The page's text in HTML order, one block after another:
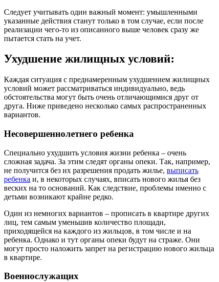
Следует учитывать один важный момент: умышленными
указанные действия станут только в том случае, если после
реализации чего-то из описанного выше человек сразу же
пытается стать на учет.
Ухудшение жилищных условий:
Каждая ситуация с преднамеренным ухудшением жилищных
условий может рассматриваться индивидуально, ведь
обстоятельства могут быть очень отличающимися друг от
друга. Ниже приведено несколько самых распространенных
вариантов.
Несовершеннолетнего ребенка
Специально ухудшить условия жизни ребенка – очень
сложная задача. За этим следят органы опеки. Так, например,
не получится без их разрешения продать жилье, выписать
ребенка и, в некоторых случаях, вписать нового жилья без
веских на то оснований. Как следствие, проблемы именно с
детьми возникают крайне редко.
Один из немногих вариантов – прописать в квартире других
лиц, тем самым уменьшив количество площади,
приходящейся на каждого из жильцов, в том числе и на
ребенка. Однако и тут органы опеки будут на страже. Они
могут просто наложить запрет на регистрацию нового жильца
в квартире.
Военнослужащих